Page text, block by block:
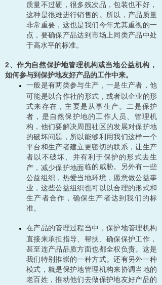
质量不过硬，很多残次品，包装也不好，
这种是很难进行销售的。所以，产品质量
非常重要，这也是我们今年尤其重视的一
点，要确保产品达到市场上同类产品中处
于高水平的标准。
2、作为自然保护地管理机构或当地公益机构，
如何参与到保护地友好产品的工作中来。
一般是有两类参与生产，一是生产者，他
可能是以合作社的形式，或者以企业的形
式来存在，主要是从事生产。二是保护
者，是自然保护地的工作人员、管理机
构，他们要解决周围社区的发展对保护地
的破坏问题，所以能够利用我们这样一个
平台和生产者建立更密切的联系，让生产
者以不破坏、并有利于保护的形式去生
产，减少保护地面临的威胁。另外有一些
公益组织，热爱当地环境，愿意做公益事
业，这些公益组织也可以以合理的形式和
生产者合作，确保生产者达到我们的标
准。
在产品的管理过程当中，保护地管理机构
直接来承担指导、帮扶、确保保护工作，
甚至连产品品质方面也都全权负责。这是
我们特别推崇的一种方式。还有另外一种
模式，就是保护地管理机构来协调当地的
老百姓，推动他们去做保护地友好产品的